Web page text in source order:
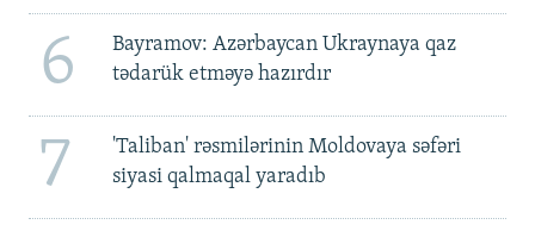
6
Bayramov: Azərbaycan Ukraynaya qaz
tədarük etməyə hazırdır
7
'Taliban' rəsmilərinin Moldovaya səfəri
siyasi qalmaqal yaradıb